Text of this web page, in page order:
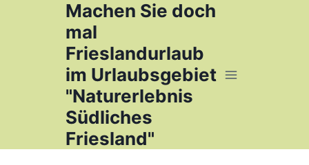
Machen Sie doch
mal
Frieslandurlaub
im Urlaubsgebiet
"Naturerlebnis
Südliches
Friesland"